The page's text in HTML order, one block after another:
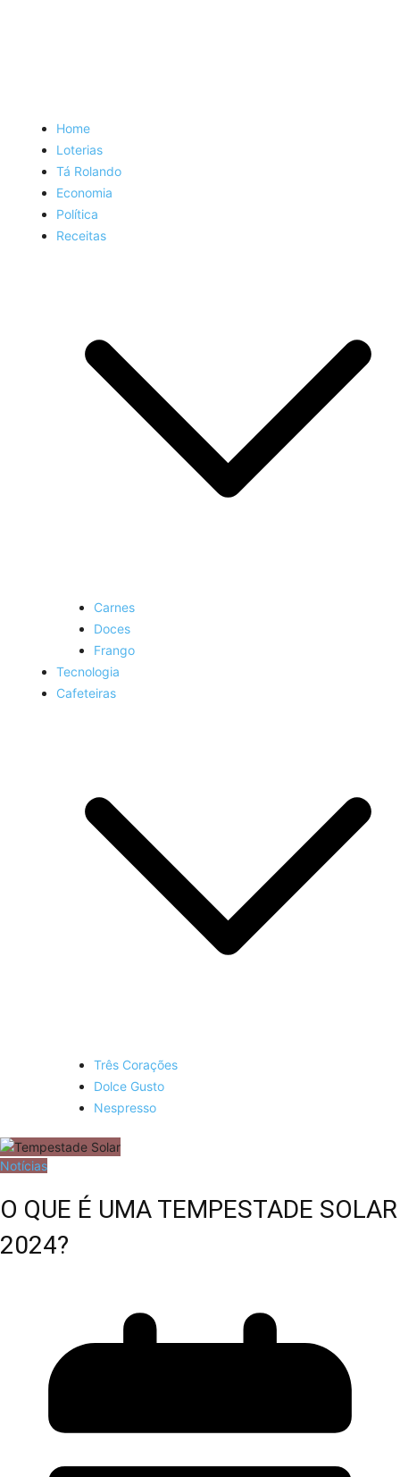
Home
Loterias
Tá Rolando
Economia
Política
Receitas
Carnes
Doces
Frango
Tecnologia
Cafeteiras
Três Corações
Dolce Gusto
Nespresso
Notícias
O QUE É UMA TEMPESTADE SOLAR
2024?